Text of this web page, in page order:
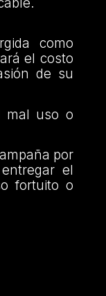
como
el costo
de su
mal uso o
por
el
fortuito o